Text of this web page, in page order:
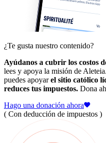
¿Te gusta nuestro contenido?
Ayúdanos a cubrir los costos
lees y apoya la misión de
puedes apoyarel sitio católico
reduces tus impuestos. Dona
Hago una donación ahora
( Con deducción de impuestos )